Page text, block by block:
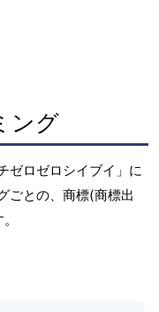
ング
ゼロゼロシイブイ」に
ごとの、商標(商標出